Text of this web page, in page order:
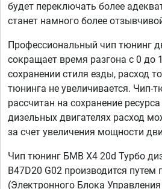
будет переключать более
станет намного более
Профессиональный чип тюнинг
сокращает время разгона с 0 до
сохранении стиля езды, расход
тюнинга не увеличивается. Чип-
рассчитан на сохранение
дизельных двигателях расход
за счет увеличения мощности
Чип тюнинг БМВ Х4 20d Турбо
B47D20 G02 производится
(Электронного Блока